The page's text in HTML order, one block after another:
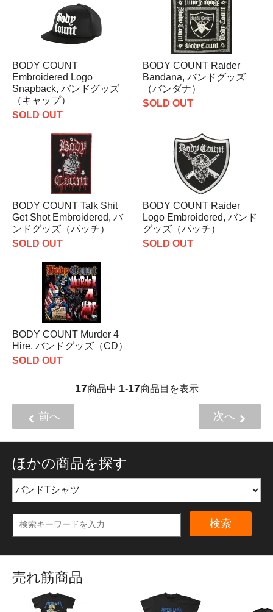
BODY COUNT
Embroidered Logo
Snapback, バンドグッズ
（キャップ）
SOLD OUT
BODY COUNT Raider
Bandana, バンドグッズ
（バンダナ）
SOLD OUT
BODY COUNT Talk Shit
Get Shot Embroidered, バ
ンドグッズ（パッチ）
SOLD OUT
BODY COUNT Raider
Logo Embroidered, バンド
グッズ（パッチ）
SOLD OUT
BODY COUNT Murder 4
Hire, バンドグッズ（CD）
SOLD OUT
17商品中 1-17商品目を表示
前へ 次へ
ほかの商品を探す
検索
売れ筋商品